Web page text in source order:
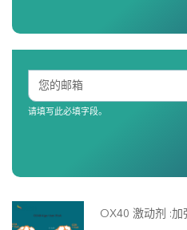
请填写此必填字段。
OX40 激动剂 :加